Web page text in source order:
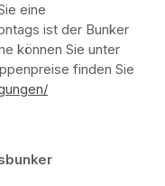
eine
ist der Bunker
können Sie unter
finden Sie